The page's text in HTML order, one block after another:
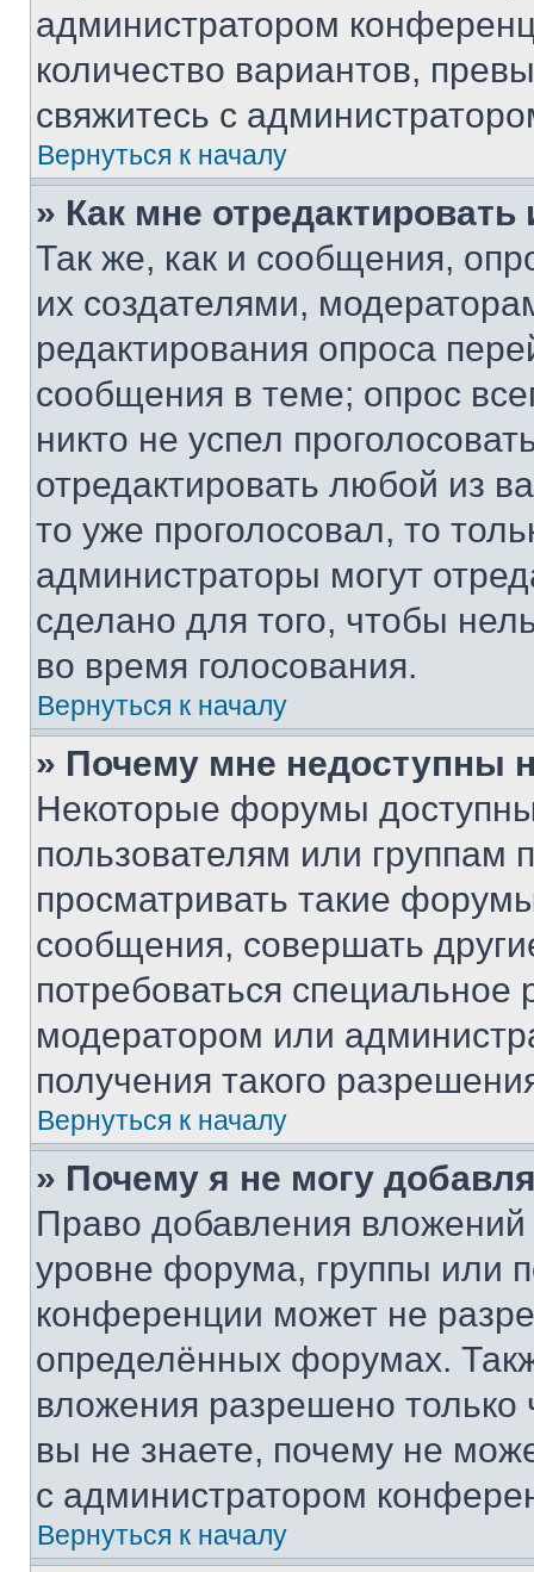
администратором
количество вариантов,
свяжитесь с
Вернуться к началу
» Как мне
Так же, как и сообщения,
их создателями,
редактирования опроса
сообщения в теме; опрос
никто не успел
отредактировать любой из
то уже проголосовал, то
администраторы могут
сделано для того, чтобы
во время голосования.
Вернуться к началу
» Почему мне недоступны
Некоторые форумы
пользователям или группам
просматривать такие
сообщения, совершать
потребоваться
модератором или
получения такого
Вернуться к началу
» Почему я не могу
Право добавления
уровне форума, группы или
конференции может не
определённых форумах.
вложения разрешено
вы не знаете, почему не
с администратором
Вернуться к началу